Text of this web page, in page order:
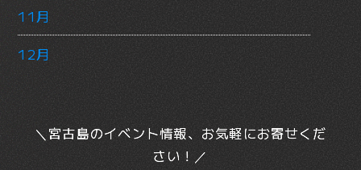
11月
12月
＼宮古島のイベント情報、お気軽にお寄せくだ
さい！／